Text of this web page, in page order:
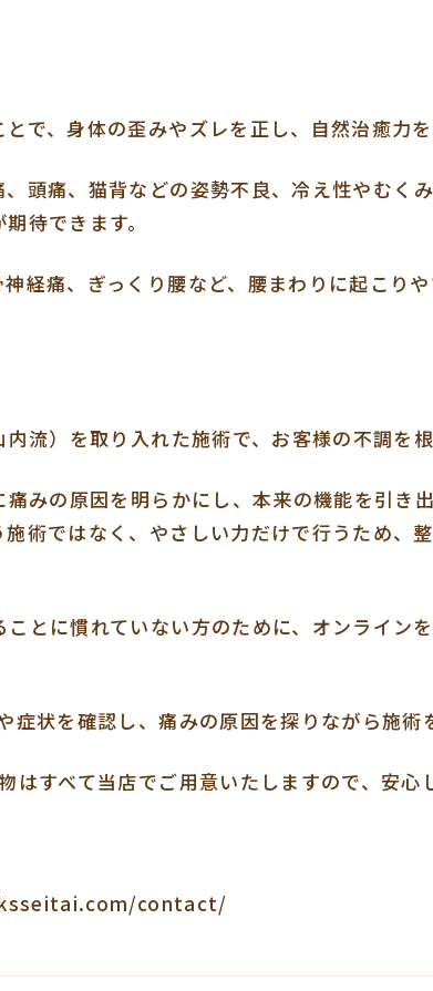
で、身体の歪みやズレを正し、自然治癒力を
頭痛、猫背などの姿勢不良、冷え性やむく
待できます。
経痛、ぎっくり腰など、腰まわりに起こり
流）を取り入れた施術で、お客様の不調を根
みの原因を明らかにし、本来の機能を引き
術ではなく、やさしい力だけで行うため、
とに慣れていない方のために、オンライン
状を確認し、痛みの原因を探りながら施術
すべて当店でご用意いたしますので、安心
contact/